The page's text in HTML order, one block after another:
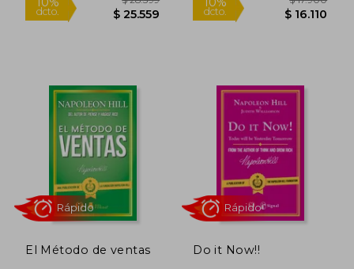
El Método de ventas Do it Now!!